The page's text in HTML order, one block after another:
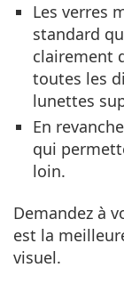
Les verres
standard
clairement
toutes les
lunettes
En
qui
loin.
Demandez à
est la
visuel.